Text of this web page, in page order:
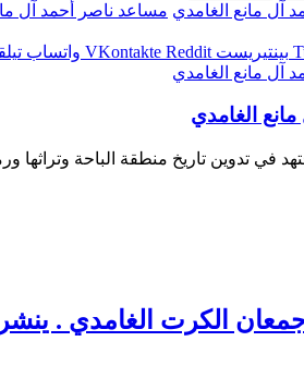
مساعد ناصر أحمد آل
بينتيريست واتساب
الغامدي
في تدوين تاريخ منطقة الباحة وتراثها
.جمعان الكرت الغامدي .